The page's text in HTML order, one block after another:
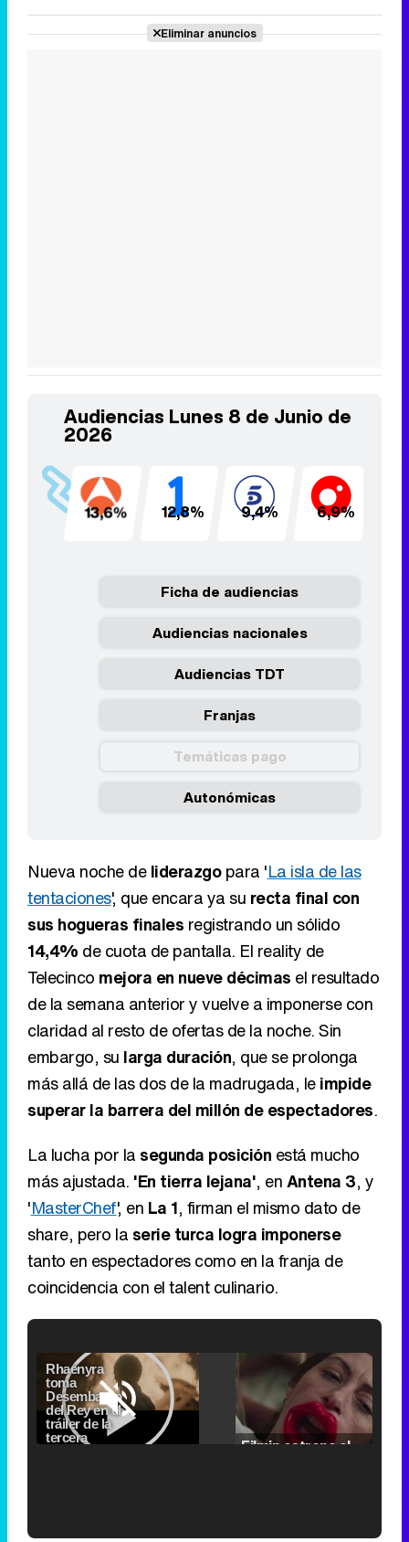
Eliminar anuncios
Audiencias Lunes 8 de Junio de
2026
13,6% 12,8% 9,4% 6,9%
Ficha de audiencias
Audiencias nacionales
Audiencias TDT
Franjas
Temáticas pago
Autonómicas
Nueva noche deliderazgopara 'La isla de las
tentaciones', que encara ya su recta final con
sus hogueras finales registrando un sólido
14,4% de cuota de pantalla. El reality de
Telecinco mejora en nueve décimas el resultado
de la semana anterior y vuelve a imponerse con
claridad al resto de ofertas de la noche. Sin
embargo, su larga duración, que se prolonga
más allá de las dos de la madrugada, leimpide
superar la barrera del millón de espectadores.
La lucha por la segunda posición está mucho
más ajustada. 'En tierra lejana', enAntena 3, y
'MasterChef', en La 1, firman el mismo dato de
share, pero la serie turca logra imponerse
tanto en espectadores como en la franja de
coincidencia con el talent culinario.
Video
Player
is
loading.
Pause
Seek
back
forward
Unmute Current
/ Duration
2:24
Loaded:
0.00%
Remaining
2:24
Fullscreen